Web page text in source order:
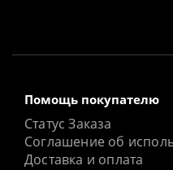
Помощь покупателю
Статус Заказа
Соглашение об
Доставка и оплата